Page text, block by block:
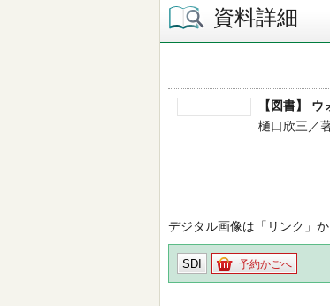
資料詳細
【図書】
樋口欣三／
デジタル画像は「リンク」
SDI 予約かごへ